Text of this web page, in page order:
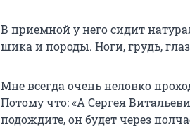
В приемной у него сидит
шика и породы. Ноги, грудь,
Мне всегда очень неловко
Потому что: «А Сергея
подождите, он будет через